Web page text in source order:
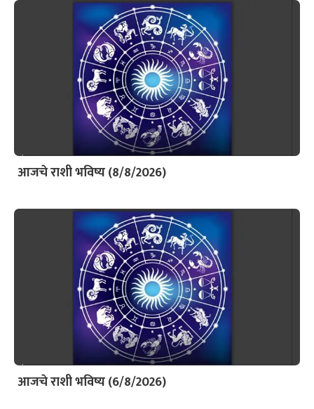
आजचे राशी भविष्य (8/8/2026)
आजचे राशी भविष्य (6/8/2026)